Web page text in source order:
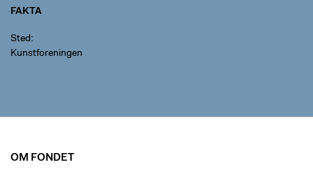
FAKTA
Sted
Kunstforeningen
OM FONDET